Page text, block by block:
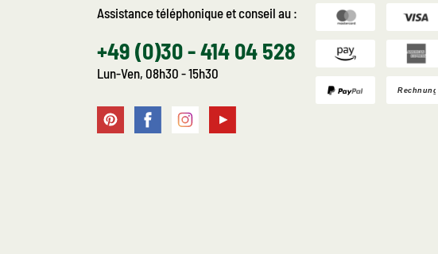
Assistance téléphonique et conseil au :
+49 (0)30 - 414 04 528
Lun-Ven, 08h30 - 15h30